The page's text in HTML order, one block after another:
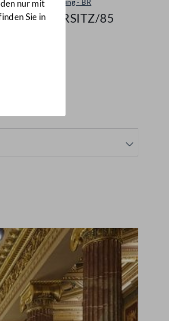
nur mit
Sie in
Plenarsitzung - BR
464/BRSITZ/85